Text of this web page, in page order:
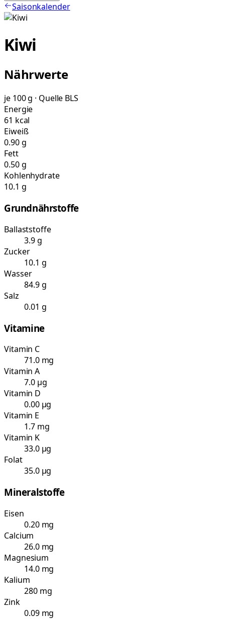
Saisonkalender
Kiwi
Nährwerte
je 100 g · Quelle BLS
Energie
61 kcal
Eiweiß
0.90 g
Fett
0.50 g
Kohlenhydrate
10.1 g
Grundnährstoffe
Ballaststoffe
3.9 g
Zucker
10.1 g
Wasser
84.9 g
Salz
0.01 g
Vitamine
Vitamin C
71.0 mg
Vitamin A
7.0 µg
Vitamin D
0.00 µg
Vitamin E
1.7 mg
Vitamin K
33.0 µg
Folat
35.0 µg
Mineralstoffe
Eisen
0.20 mg
Calcium
26.0 mg
Magnesium
14.0 mg
Kalium
280 mg
Zink
0.09 mg